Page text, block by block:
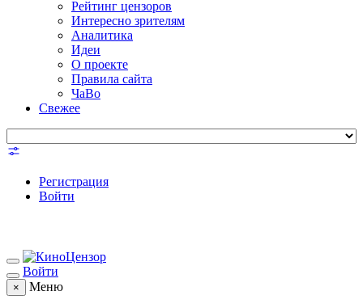
Рейтинг цензоров
Интересно зрителям
Аналитика
Идеи
О проекте
Правила сайта
ЧаВо
Свежее
Регистрация
Войти
Войти
× Меню